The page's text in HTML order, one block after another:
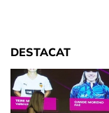
DESTACAT